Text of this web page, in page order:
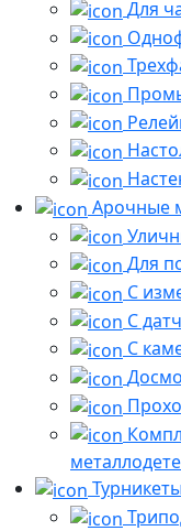
Для
Арочные
Для
С
С
С
Турникеты